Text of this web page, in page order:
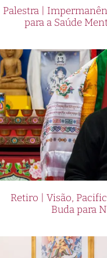
Palestra |
para a Saúde
Retiro | Visão,
Buda para